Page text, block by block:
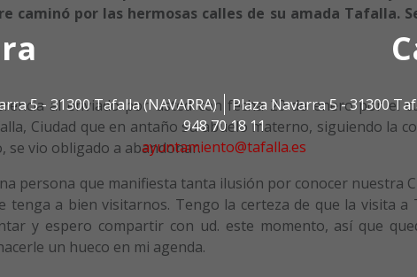
5 - 31300 Tafalla (NAVARRA)
Plaza Navarra 5 - 31300
948 70 18 11
ayuntamiento@tafalla.es
caminó por las hermosas calles de su amada Tafalla.
al enviado por usted con fecha 20 de enero por el
Ciudad que en antaño su abuelo materno, siguiendo la
se vio obligado a abandonar.
persona que manifiesta tanta ilusión por conocer nuestra
tenga a bien visitarnos. Tengo la certeza de que la visita a
y espero compartir con ud. este momento, así que
un hueco en mi agenda.